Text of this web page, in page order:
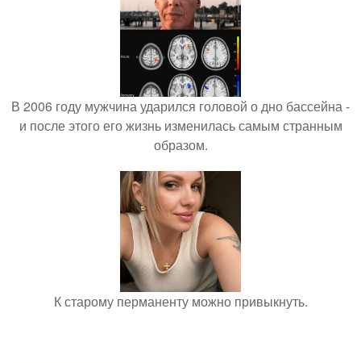
В 2006 году мужчина ударился головой о дно бассейна -
и после этого его жизнь изменилась самым странным
образом.
К старому перманенту можно привыкнуть.